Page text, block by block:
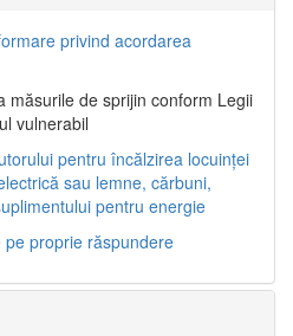
privind acordarea
măsurile de sprijin conform Legii
vulnerabil
pentru încălzirea locuinței
sau lemne, cărbuni,
pentru energie
proprie răspundere